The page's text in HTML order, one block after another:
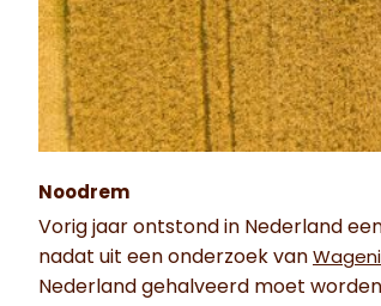
Noodrem
Vorig jaar ontstond in Nederland
nadat uit een onderzoek van
Nederland gehalveerd moet